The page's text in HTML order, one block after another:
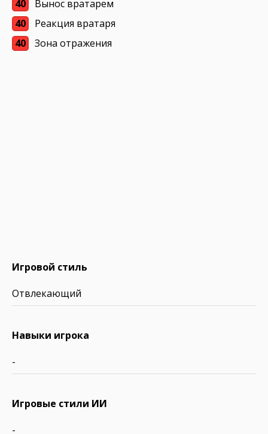
40
Вынос вратарем
40
Реакция вратаря
40
Зона отражения
Игровой стиль
Отвлекающий
Навыки игрока
-
Игровые стили ИИ
-